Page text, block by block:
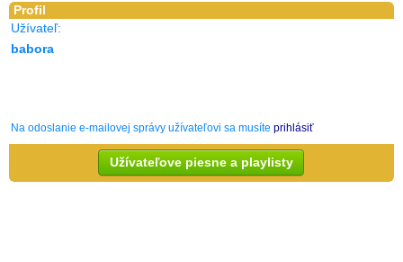
Profil
Užívateľ:
babora
Na odoslanie e-mailovej správy užívateľovi sa musíte prihlásiť
Užívateľove piesne a playlisty